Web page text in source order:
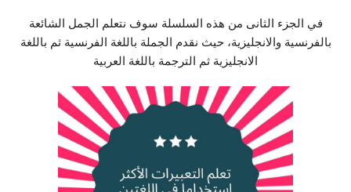
في الجزء الثانى من هذه السلسلة سوف نتعلم الجمل الشائعة
بالفرنسية والانجليزية، حيث نقدم الجملة باللغة الفرنسية ثم باللغة
الانجليزية ثم الترجمة باللغة العربية